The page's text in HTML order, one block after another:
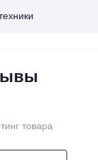
товара